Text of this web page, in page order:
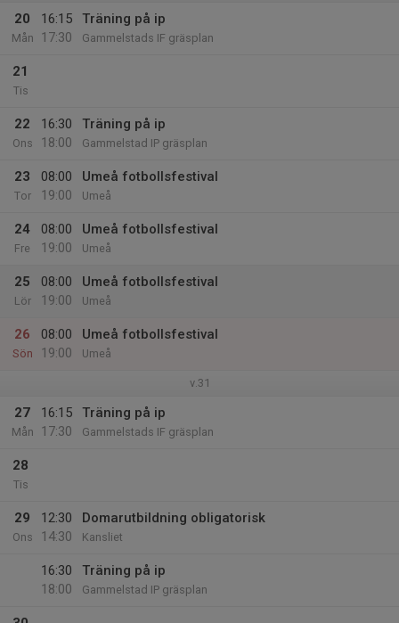
20
Mån
16:15
17:30
Träning på ip
Gammelstads IF gräsplan
21
Tis
22
Ons
16:30
18:00
Träning på ip
Gammelstad IP gräsplan
23
Tor
08:00
19:00
Umeå fotbollsfestival
Umeå
24
Fre
08:00
19:00
Umeå fotbollsfestival
Umeå
25
Lör
08:00
19:00
Umeå fotbollsfestival
Umeå
26
Sön
08:00
19:00
Umeå fotbollsfestival
Umeå
v.31
27
Mån
16:15
17:30
Träning på ip
Gammelstads IF gräsplan
28
Tis
29
Ons
12:30
14:30
Domarutbildning obligatorisk
Kansliet
16:30
18:00
Träning på ip
Gammelstad IP gräsplan